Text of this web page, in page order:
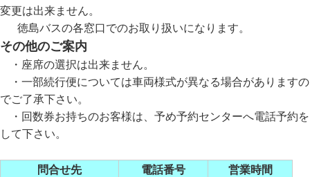
変更は出来ません。
徳島バスの各窓口でのお取り扱いになります。
その他のご案内
・座席の選択は出来ません。
・一部続行便については車両様式が異なる場合がありますの
でご了承下さい。
・回数券お持ちのお客様は、予め予約センターへ電話予約を
して下さい。
問合せ先 電話番号
営業時間